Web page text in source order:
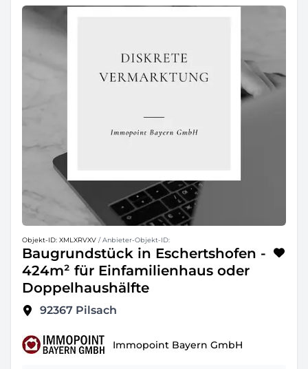
Objekt-ID: XMLXRVXV / Anbieter-Objekt-ID:
Baugrundstück in Eschertshofen -
424m² für Einfamilienhaus oder
Doppelhaushälfte
92367 Pilsach
Immopoint Bayern GmbH